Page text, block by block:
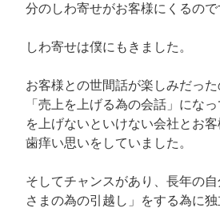
分のしわ寄せがお客様にくるので
しわ寄せは僕にもきました。
お客様との世間話が楽しみだっ
「売上を上げる為の会話」にな
を上げないといけない会社とお
歯痒い思いをしていました。
そしてチャンスがあり、長年の
さまの為の引越し」をする為に独